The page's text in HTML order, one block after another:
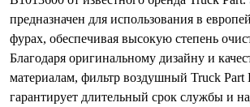
предназначен для использования в
фурах, обеспечивая высокую степень
Благодаря оригинальному дизайну и
материалам, фильтр воздушный Truck Part
гарантирует длительный срок службы и